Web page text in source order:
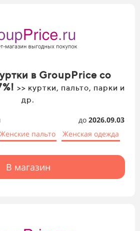
в GroupPrice со
>> куртки, пальто, парки и
др.
до 2026.09.03
Женские пальто Женская одежда
В магазин